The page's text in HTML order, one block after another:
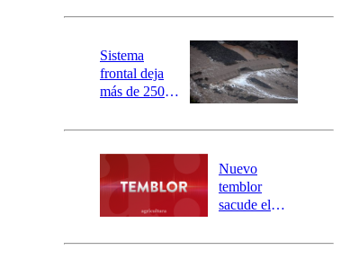
este es el
la DMC para
este viernes
Sistema
frontal deja
más de 250
y 317
aisladas entre
Valparaíso y
Los Ríos
Nuevo
temblor
sacude el
revisa la